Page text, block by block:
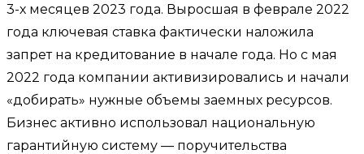
3-х месяцев 2023 года. Выросшая в феврале 2022
года ключевая ставка фактически наложила
запрет на кредитование в начале года. Но с мая
2022 года компании активизировались и начали
«добирать» нужные объемы заемных ресурсов.
Бизнес активно использовал национальную
гарантийную систему — поручительства